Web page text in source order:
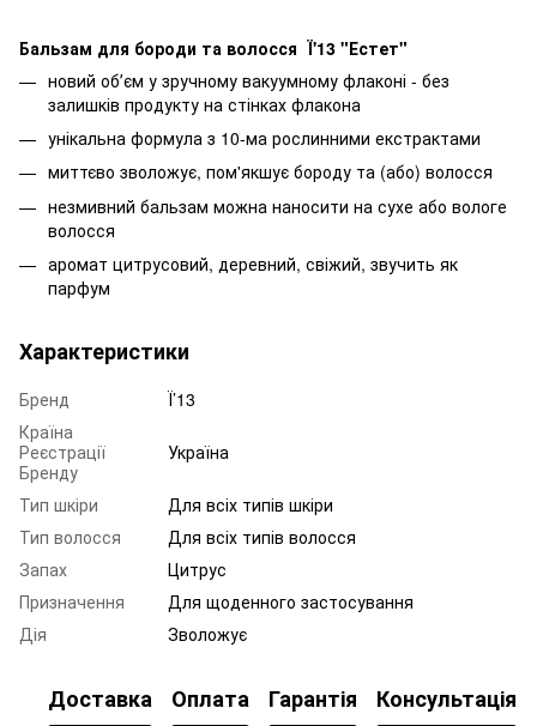
Бальзам для бороди та волосся Ї'13 "Естет"
новий обʼєм у зручному вакуумному флаконі - без
залишків продукту на стінках флакона
унікальна формула з 10-ма рослинними екстрактами
миттєво зволожує, пом'якшує бороду та (або) волосся
незмивний бальзам можна наносити на сухе або вологе
волосся
аромат цитрусовий, деревний, свіжий, звучить як
парфум
Характеристики
Бренд
Ї’13
Країна
Реєстрації
Бренду
Україна
Тип шкіри
Для всіх типів шкіри
Тип волосся
Для всіх типів волосся
Запах
Цитрус
Призначення
Для щоденного застосування
Дія
Зволожує
Доставка Оплата Гарантія Консультація